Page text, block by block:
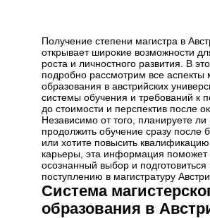
Получение степени магистра в
открывает широкие возможности
роста и личностного развития. В
подробно рассмотрим все аспекты
образования в австрийских
системы обучения и требований к
до стоимости и перспектив после
Независимо от того, планируете ли
продолжить обучение сразу после
или хотите повысить
карьеры, эта информация поможет
осознанный выбор и подготовиться
поступлению в магистратуру
Система
образования в